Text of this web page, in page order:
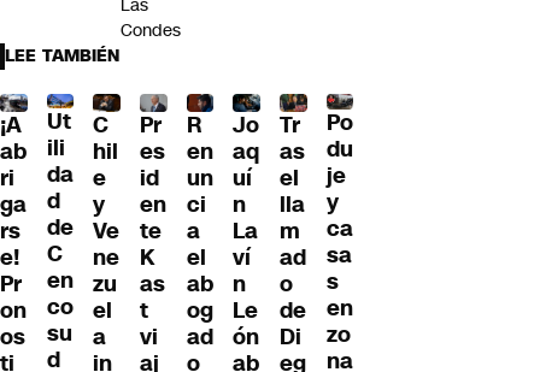
Las
Condes
LEE TAMBIÉN
¡A
ab
ri
ga
rs
e!
Pr
on
os
ti
Ut
ili
da
d
de
C
en
co
su
d
C
hil
e
y
Ve
ne
zu
el
a
in
Pr
es
id
en
te
K
as
t
vi
aj
R
en
un
ci
a
el
ab
og
ad
o
Jo
aq
uí
n
La
ví
n
Le
ón
ab
Tr
as
el
lla
m
ad
o
de
Di
eg
Po
du
je
y
ca
sa
s
en
zo
na